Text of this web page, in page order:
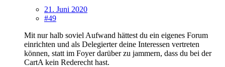
21. Juni 2020
#49
Mit nur halb soviel Aufwand hättest du ein eigenes Forum
einrichten und als Delegierter deine Interessen vertreten
können, statt im Foyer darüber zu jammern, dass du bei der
CartA kein Rederecht hast.